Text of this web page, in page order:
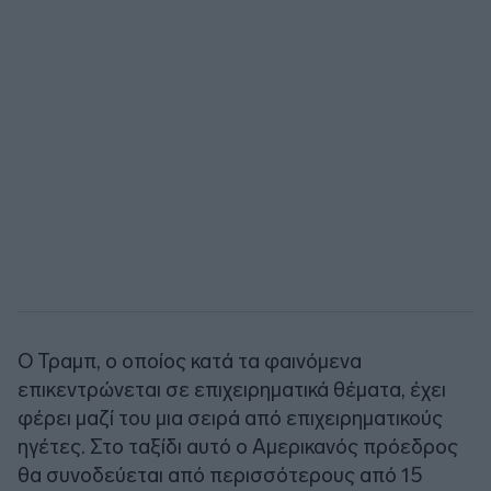
Ο Τραμπ, ο οποίος κατά τα φαινόμενα
επικεντρώνεται σε επιχειρηματικά θέματα, έχει
φέρει μαζί του μια σειρά από επιχειρηματικούς
ηγέτες. Στο ταξίδι αυτό ο Αμερικανός πρόεδρος
θα συνοδεύεται από περισσότερους από 15